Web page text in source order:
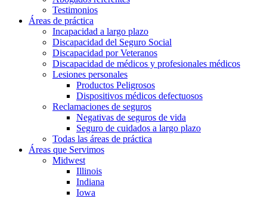
Testimonios
Áreas de práctica
Incapacidad a largo plazo
Discapacidad del Seguro Social
Discapacidad por Veteranos
Discapacidad de médicos y profesionales médicos
Lesiones personales
Productos Peligrosos
Dispositivos médicos defectuosos
Reclamaciones de seguros
Negativas de seguros de vida
Seguro de cuidados a largo plazo
Todas las áreas de práctica
Áreas que Servimos
Midwest
Illinois
Indiana
Iowa